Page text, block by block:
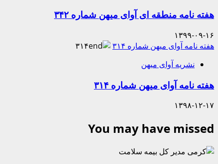
هفته نامه منطقه ای آوای میهن شماره ۳۴۲
۱۳۹۹-۰۹-۱۶
هفته نامه آوای میهن شماره ۳۱۴
نشریه آوای میهن
هفته نامه آوای میهن شماره ۳۱۴
۱۳۹۸-۱۲-۱۷
You may have missed